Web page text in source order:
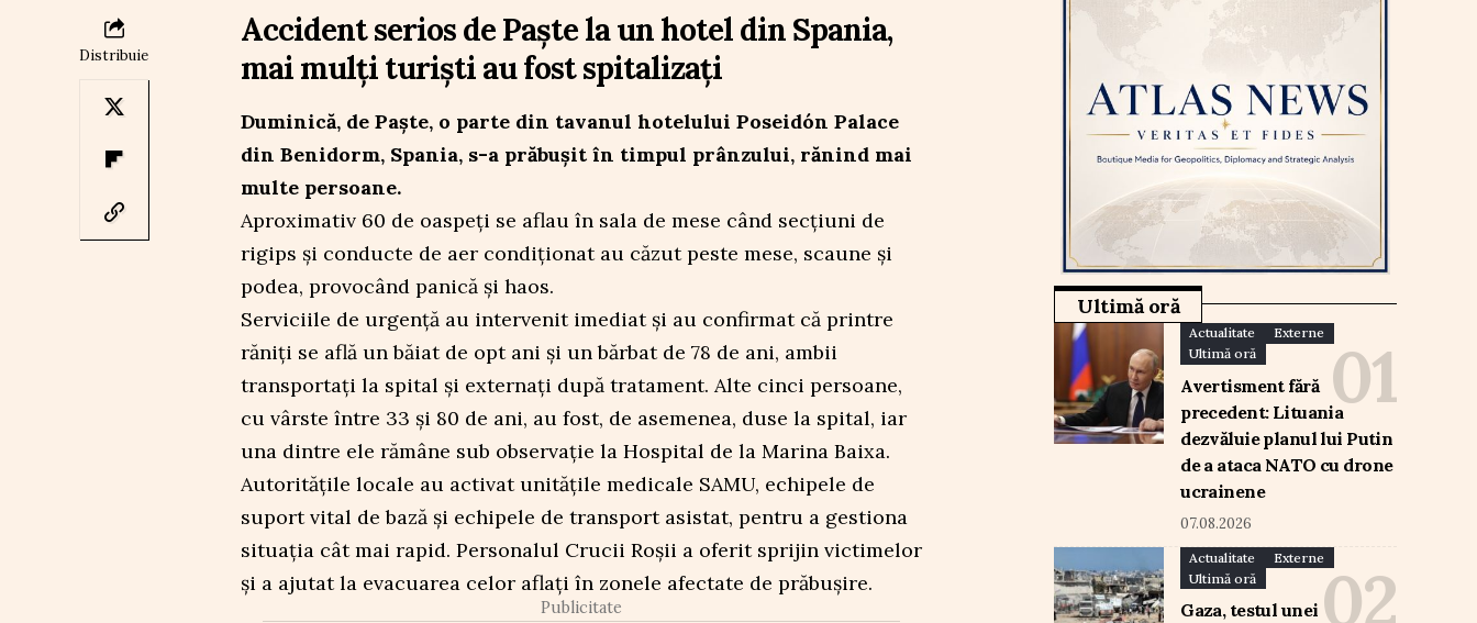
Distribuie
Accident serios de Paște la un hotel din Spania,
mai mulți turiști au fost spitalizați
Duminică, de Paște, o parte din tavanul hotelului Poseidón Palace
din Benidorm, Spania, s-a prăbușit în timpul prânzului, rănind mai
multe persoane.
Aproximativ 60 de oaspeți se aflau în sala de mese când secțiuni de
rigips și conducte de aer condiționat au căzut peste mese, scaune și
podea, provocând panică și haos.
Serviciile de urgență au intervenit imediat și au confirmat că printre
răniți se află un băiat de opt ani și un bărbat de 78 de ani, ambii
transportați la spital și externați după tratament. Alte cinci persoane,
cu vârste între 33 și 80 de ani, au fost, de asemenea, duse la spital, iar
una dintre ele rămâne sub observație la Hospital de la Marina Baixa.
Autoritățile locale au activat unitățile medicale SAMU, echipele de
suport vital de bază și echipele de transport asistat, pentru a gestiona
situația cât mai rapid. Personalul Crucii Roșii a oferit sprijin victimelor
și a ajutat la evacuarea celor aflați în zonele afectate de prăbușire.
Publicitate
Ultimă oră
Actualitate
Externe
Ultimă oră
Avertisment fără
precedent: Lituania
dezvăluie planul lui Putin
de a ataca NATO cu drone
ucrainene
07.08.2026
Actualitate
Externe
Ultimă oră
Gaza, testul unei